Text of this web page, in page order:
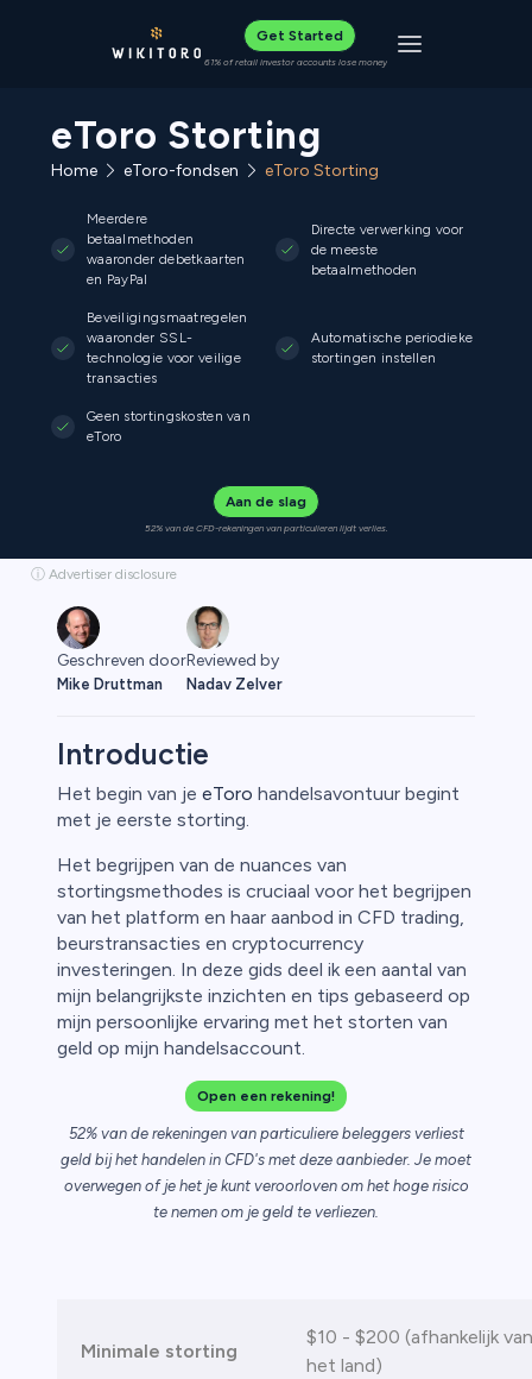
Get Started
61% of retail investor accounts lose money Toggle
eToro Storting
Home eToro-fondsen eToro Storting
Meerdere
betaalmethoden
waaronder debetkaarten
en PayPal
Directe verwerking voor
de meeste
betaalmethoden
Beveiligingsmaatregelen
waaronder SSL-
technologie voor veilige
transacties
Automatische periodieke
stortingen instellen
Geen stortingskosten van
eToro
Aan de slag
52% van de CFD-rekeningen van particulieren lijdt verlies.
ⓘ Advertiser disclosure
Geschreven door
Mike Druttman
Reviewed by
Nadav Zelver
Introductie
Het begin van je eToro handelsavontuur begint
met je eerste storting.
Het begrijpen van de nuances van
stortingsmethodes is cruciaal voor het begrijpen
van het platform en haar aanbod in CFD trading,
beurstransacties en cryptocurrency
investeringen. In deze gids deel ik een aantal van
mijn belangrijkste inzichten en tips gebaseerd op
mijn persoonlijke ervaring met het storten van
geld op mijn handelsaccount.
Open een rekening!
52% van de rekeningen van particuliere beleggers verliest
geld bij het handelen in CFD's met deze aanbieder. Je moet
overwegen of je het je kunt veroorloven om het hoge risico
te nemen om je geld te verliezen.
Minimale storting
$10 - $200 (afhankelijk van
het land)